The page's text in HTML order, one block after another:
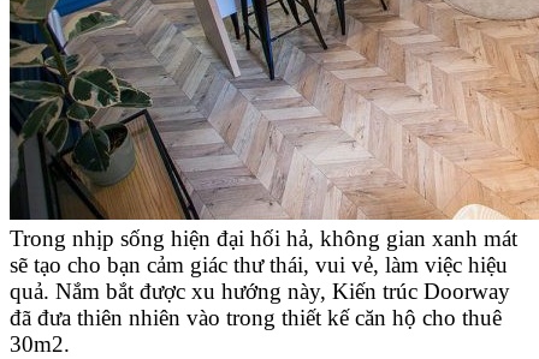
Trong nhịp sống hiện đại hối hả, không gian xanh mát
sẽ tạo cho bạn cảm giác thư thái, vui vẻ, làm việc hiệu
quả. Nắm bắt được xu hướng này, Kiến trúc Doorway
đã đưa thiên nhiên vào trong thiết kế căn hộ cho thuê
30m2.